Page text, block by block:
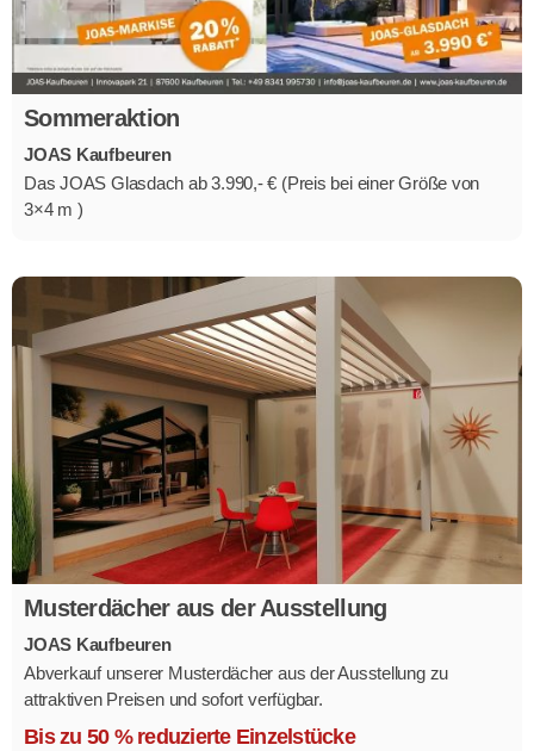
Sommeraktion
JOAS Kaufbeuren
Das JOAS Glasdach ab 3.990,- € (Preis bei einer Größe von
3×4 m )
Musterdächer aus der Ausstellung
JOAS Kaufbeuren
Abverkauf unserer Musterdächer aus der Ausstellung zu
attraktiven Preisen und sofort verfügbar.
Mehrere Modelle in verschiedenen Ausführungen.
Bis zu 50 % reduzierte Einzelstücke